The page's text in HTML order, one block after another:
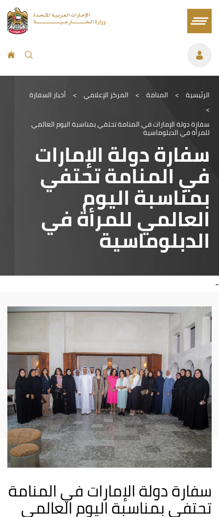
الرئيسية > المنامة > المركز الإعلامي > أخبار السفارة
>
سفارة دولة الإمارات في المنامة تحتفي بمناسبة اليوم العالمي
للمرأة في الدبلوماسية
سفارة دولة الإمارات
في المنامة تحتفي
بمناسبة اليوم
العالمي للمرأة في
الدبلوماسية
-
سفارة دولة الإمارات في المنامة
تحتفي بمناسبة اليوم العالمي